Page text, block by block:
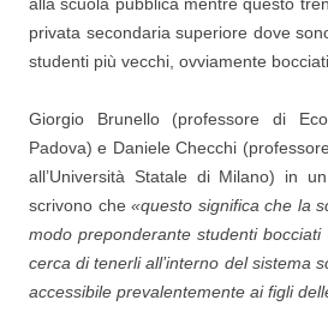
privata secondaria superiore dove
studenti più vecchi, ovviamente bocciati.
Giorgio Brunello (professore di
Padova) e Daniele Checchi
all’Università Statale di Milano) in un
scrivono che«questo significa che la
modo preponderante studenti
cerca di tenerli all’interno del sistema
accessibile prevalentemente ai figli